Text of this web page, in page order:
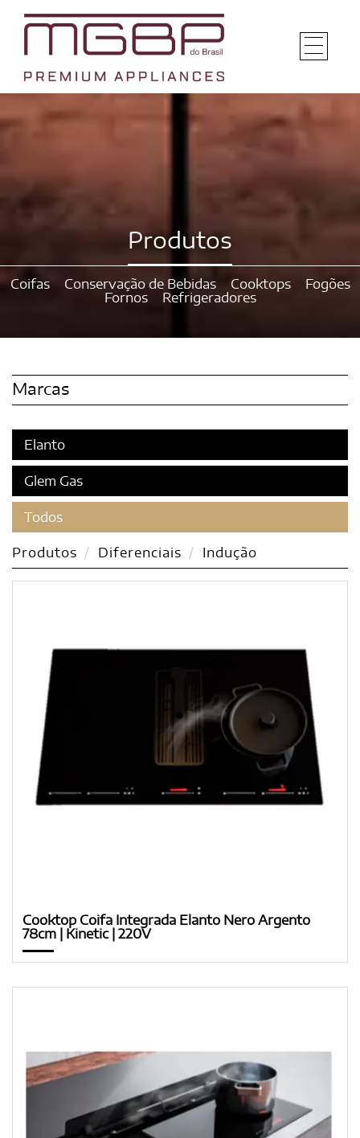
Produtos
Coifas Conservação de Bebidas Cooktops
Fogões
Fornos
Refrigeradores
Marcas
Elanto
Glem Gas
Todos
Produtos Diferenciais Indução
Cooktop Coifa Integrada Elanto Nero Argento
78cm | Kinetic | 220V